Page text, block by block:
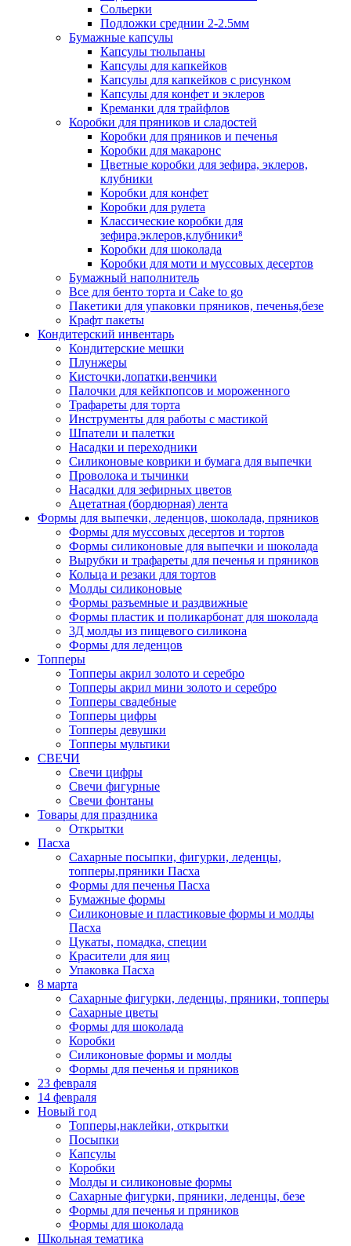
Сольерки
Подложки среднии 2-2.5мм
Бумажные капсулы
Капсулы тюльпаны
Капсулы для капкейков
Капсулы для капкейков с рисунком
Капсулы для конфет и эклеров
Креманки для трайфлов
Коробки для пряников и сладостей
Коробки для пряников и печенья
Коробки для макаронс
Цветные коробки для зефира, эклеров,
клубники
Коробки для конфет
Коробки для рулета
Классические коробки для
зефира,эклеров,клубники⁸
Коробки для шоколада
Коробки для моти и муссовых десертов
Бумажный наполнитель
Все для бенто торта и Cake to go
Пакетики для упаковки пряников, печенья,безе
Крафт пакеты
Кондитерский инвентарь
Кондитерские мешки
Плунжеры
Кисточки,лопатки,венчики
Палочки для кейкпопсов и мороженного
Трафареты для торта
Инструменты для работы с мастикой
Шпатели и палетки
Насадки и переходники
Силиконовые коврики и бумага для выпечки
Проволока и тычинки
Насадки для зефирных цветов
Ацетатная (бордюрная) лента
Формы для выпечки, леденцов, шоколада, пряников
Формы для муссовых десертов и тортов
Формы силиконовые для выпечки и шоколада
Вырубки и трафареты для печенья и пряников
Кольца и резаки для тортов
Молды силиконовые
Формы разъемные и раздвижные
Формы пластик и поликарбонат для шоколада
3Д молды из пищевого силикона
Формы для леденцов
Топперы
Топперы акрил золото и серебро
Топперы акрил мини золото и серебро
Топперы свадебные
Топперы цифры
Топперы девушки
Топперы мультики
СВЕЧИ
Свечи цифры
Свечи фигурные
Свечи фонтаны
Товары для праздника
Открытки
Пасха
Сахарные посыпки, фигурки, леденцы,
топперы,пряники Пасха
Формы для печенья Пасха
Бумажные формы
Силиконовые и пластиковые формы и молды
Пасха
Цукаты, помадка, специи
Красители для яиц
Упаковка Пасха
8 марта
Сахарные фигурки, леденцы, пряники, топперы
Сахарные цветы
Формы для шоколада
Коробки
Силиконовые формы и молды
Формы для печенья и пряников
23 февраля
14 февраля
Новый год
Топперы,наклейки, открытки
Посыпки
Капсулы
Коробки
Молды и силиконовые формы
Сахарные фигурки, пряники, леденцы, безе
Формы для печенья и пряников
Формы для шоколада
Школьная тематика